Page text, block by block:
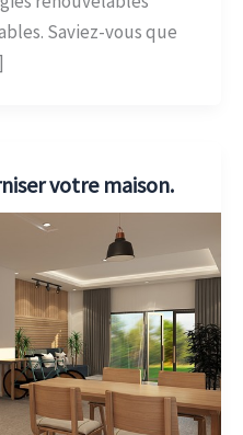
Saviez-vous que
votre maison.